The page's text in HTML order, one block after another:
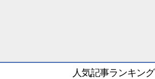
人気記事ランキング